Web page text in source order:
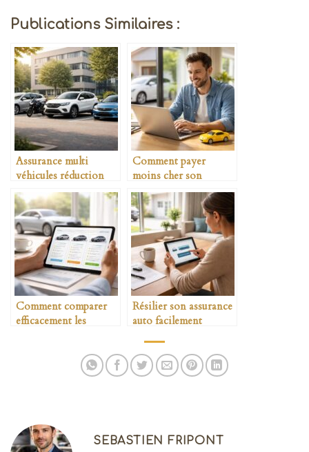
Publications Similaires :
Assurance multi
véhicules réduction
possible
Comment payer
moins cher son
assurance auto
Comment comparer
efficacement les
Résilier son assurance
auto facilement
SEBASTIEN FRIPONT